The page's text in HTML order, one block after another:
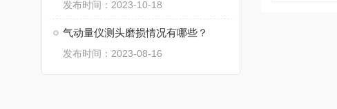
发布时间：2023-10-18
气动量仪测头磨损情况有哪些？
发布时间：2023-08-16